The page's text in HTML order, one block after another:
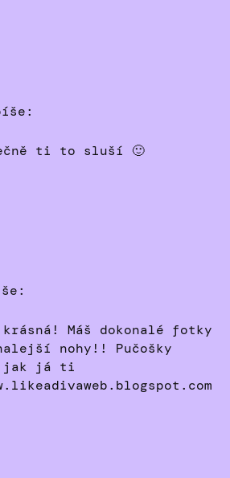
ti to sluší 🙂
krásná! Máš dokonalé fotky
nohy!! Pučošky
jak já ti